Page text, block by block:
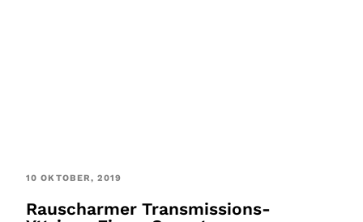
10 OKTOBER, 2019
Rauscharmer Transmissions-